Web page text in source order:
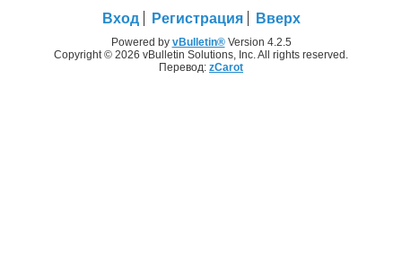
Вход Регистрация Вверх
Powered by vBulletin®Version 4.2.5
Copyright © 2026 vBulletin Solutions, Inc. All rights reserved.
Перевод: zCarot